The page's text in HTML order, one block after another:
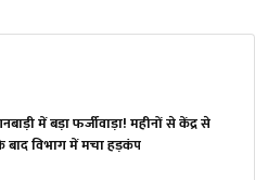
में बड़ा फर्जीवाड़ा! महीनों से केंद्र से
बाद विभाग में मचा हड़कंप